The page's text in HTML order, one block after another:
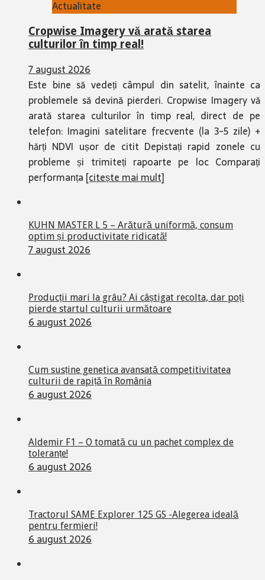
Actualitate
Cropwise Imagery vă arată starea
culturilor în timp real!
7 august 2026
Este bine să vedeți câmpul din satelit, înainte ca
problemele să devină pierderi. Cropwise Imagery vă
arată starea culturilor în timp real, direct de pe
telefon: Imagini satelitare frecvente (la 3-5 zile) +
hărți NDVI ușor de citit Depistați rapid zonele cu
probleme și trimiteți rapoarte pe loc Comparați
performanța [citește mai mult]
KUHN MASTER L 5 – Arătură uniformă, consum
optim și productivitate ridicată!
7 august 2026
Producții mari la grâu? Ai câștigat recolta, dar poți
pierde startul culturii următoare
6 august 2026
Cum susține genetica avansată competitivitatea
culturii de rapiță în România
6 august 2026
Aldemir F1 – O tomată cu un pachet complex de
toleranțe!
6 august 2026
Tractorul SAME Explorer 125 GS -Alegerea ideală
pentru fermieri!
6 august 2026